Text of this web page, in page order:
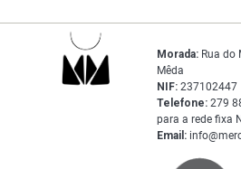
Morada: Rua do
Mêda
NIF: 237102447
Telefone: 279
para a rede fixa
Email: